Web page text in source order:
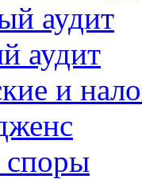
аудит
аудит
и
споры